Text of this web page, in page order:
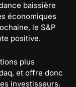
baissière
économiques
le S&P
positive.
plus
et offre donc
investisseurs.